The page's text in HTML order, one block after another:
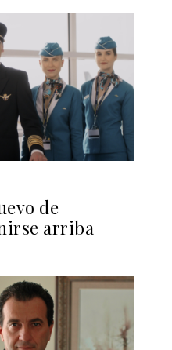
de
arriba